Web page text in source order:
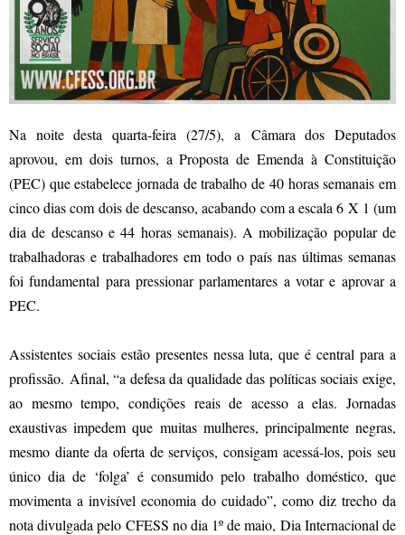
Na noite desta quarta-feira (27/5), a Câmara dos Deputados
aprovou, em dois turnos, a Proposta de Emenda à Constituição
(PEC) que estabelece jornada de trabalho de 40 horas semanais em
cinco dias com dois de descanso, acabando com a escala 6 X 1 (um
dia de descanso e 44 horas semanais). A mobilização popular de
trabalhadoras e trabalhadores em todo o país nas últimas semanas
foi fundamental para pressionar parlamentares a votar e aprovar a
PEC.
Assistentes sociais estão presentes nessa luta, que é central para a
profissão. Afinal, “a defesa da qualidade das políticas sociais exige,
ao mesmo tempo, condições reais de acesso a elas. Jornadas
exaustivas impedem que muitas mulheres, principalmente negras,
mesmo diante da oferta de serviços, consigam acessá-los, pois seu
único dia de ‘folga’ é consumido pelo trabalho doméstico, que
movimenta a invisível economia do cuidado”, como diz trecho da
nota divulgada pelo CFESS no dia 1º de maio, Dia Internacional de